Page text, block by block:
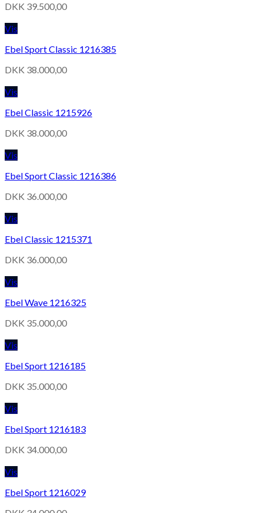
DKK 39.500,00
Vis
Ebel Sport Classic 1216385
DKK 38.000,00
Vis
Ebel Classic 1215926
DKK 38.000,00
Vis
Ebel Sport Classic 1216386
DKK 36.000,00
Vis
Ebel Classic 1215371
DKK 36.000,00
Vis
Ebel Wave 1216325
DKK 35.000,00
Vis
Ebel Sport 1216185
DKK 35.000,00
Vis
Ebel Sport 1216183
DKK 34.000,00
Vis
Ebel Sport 1216029